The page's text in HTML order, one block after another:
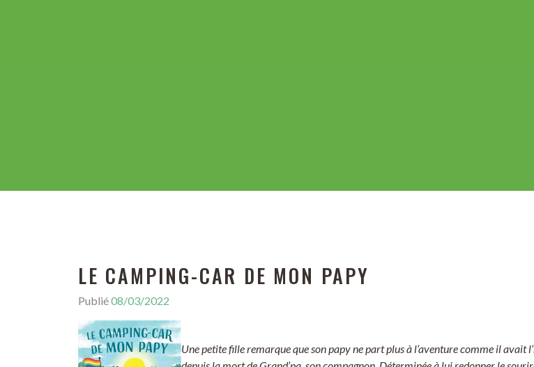
LE CAMPING-CAR DE MON PAPY
Publié08/03/2022
Une petite fille remarque que son papy ne part plus à l’aventure comme il avait